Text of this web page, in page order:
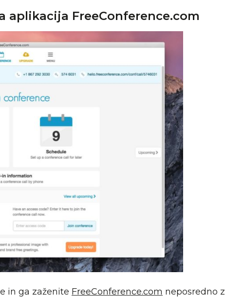
aplikacija FreeConference.com
in ga zaženite FreeConference.com neposredno z